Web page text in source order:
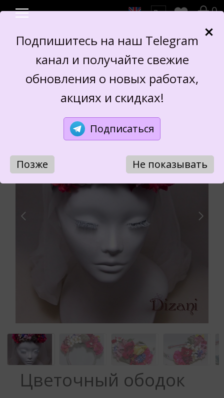
0
ЦВЕТОЧНЫЙ ОБОДОК
Цветочный ободок
Подпишитесь на наш Telegram
канал и получайте свежие
обновления о новых работах,
акциях и скидках!
Подписаться
Позже Не показывать